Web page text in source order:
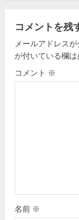
v
i
g
コメントを残
メールアドレスが
が付いている欄
コメント ※
名前 ※